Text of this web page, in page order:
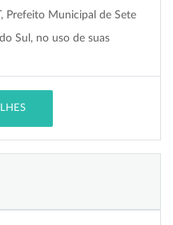
Prefeito Municipal de Sete
Sul, no uso de suas